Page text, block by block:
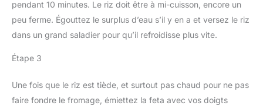
pendant 10 minutes. Le riz doit être à mi-cuisson, encore un
peu ferme. Égouttez le surplus d’eau s’il y en a et versez le riz
dans un grand saladier pour qu’il refroidisse plus vite.
Étape 3
Une fois que le riz est tiède, et surtout pas chaud pour ne pas
faire fondre le fromage, émiettez la feta avec vos doigts